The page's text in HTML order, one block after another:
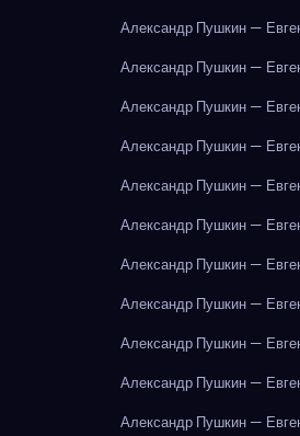
Александр Пушкин —
Александр Пушкин —
Александр Пушкин —
Александр Пушкин —
Александр Пушкин —
Александр Пушкин —
Александр Пушкин —
Александр Пушкин —
Александр Пушкин —
Александр Пушкин —
Александр Пушкин —